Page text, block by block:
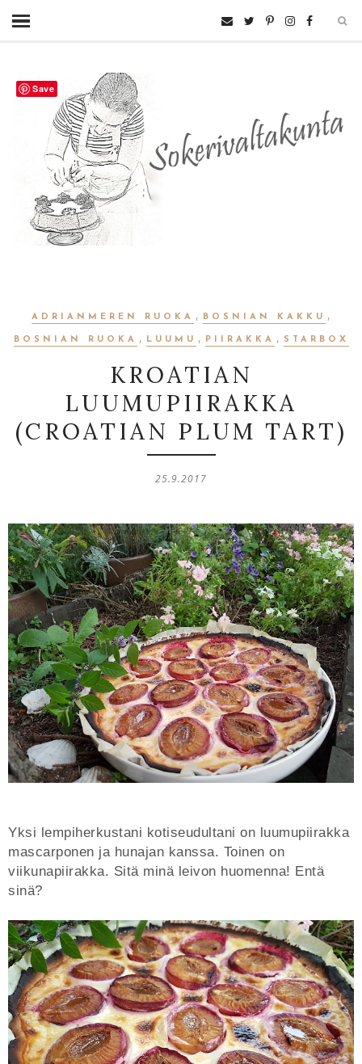
ADRIANMEREN RUOKA , BOSNIAN KAKKU ,
BOSNIAN RUOKA , LUUMU , PIIRAKKA , STARBOX
KROATIAN
LUUMUPIIRAKKA
(CROATIAN PLUM TART)
25.9.2017
Yksi lempiherkustani kotiseudultani on luumupiirakka
mascarponen ja hunajan kanssa. Toinen on
viikunapiirakka. Sitä minä leivon huomenna! Entä
sinä?
Save